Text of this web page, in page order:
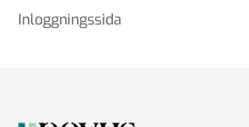
Inloggningssida